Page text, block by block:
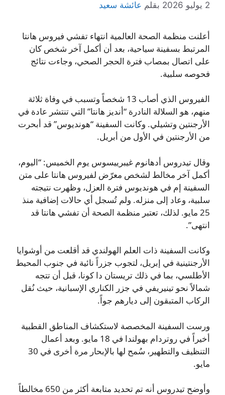
2 يوليو 2026 بقلم عائشة سعيد
أعلنت منظمة الصحة العالمية انتهاء تفشي فيروس هانتا
المرتبط بسفينة سياحية، بعد أن أكمل آخر شخص كان
على اتصال بمصاب فترة الحجر الصحي، وجاءت نتائج
فحوصه سلبية.
الفيروس الذي أصاب 13 شخصاً وتسبب في وفاة ثلاثة
منهم، هو السلالة النادرة “أنديز هانتا” التي تنتشر عادة في
الأرجنتين وتشيلي. وكانت السفينة “هونديوس” قد أبحرت
من الأرجنتين في الأول من أبريل.
وقال تيدروس أدهانوم غيبرييسوس يوم الخميس: “اليوم،
أكمل آخر مخالط لشخص معرّض لفيروس هانتا على متن
السفينة إم في هونديوس فترة العزل، وظهرت نتيجته
سلبية، وعاد إلى منزله. ولم تُسجل أي حالات إضافية منذ
25 مايو. لذلك، تعتبر منظمة الصحة أن تفشي هانتا قد
انتهى”.
وكانت السفينة ذات العلم الهولندي قد أقلعت من أوشوايا
الأرجنتينية في إبريل، لتجوب جزراً نائية في جنوب المحيط
الأطلسي، بما في ذلك تريستان دا كونا، قبل أن تتجه
شمالاً نحو تينيريفي في جزر الكناري الإسبانية، حيث نُقل
الركاب المتبقون إلى ديارهم جواً.
ورست السفينة المخصصة لاستكشاف المناطق القطبية
أخيراً في روتردام بهولندا في 18 مايو. وبعد أعمال
التنظيف والتطهير، سُمح لها بالإبحار مرة أخرى في 30
مايو.
وأوضح تيدروس أنه تم تحديد متابعة أكثر من 650 مخالطاً